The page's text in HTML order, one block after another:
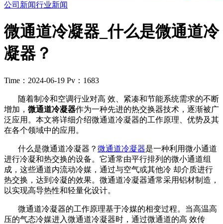
公司新闻行业新闻
微通道冷凝器_什么是微通道冷
凝器？
Time：2024-06-19 Pv：1683
随着制冷和空调行业对高 效、紧凑和节能系统需求的不断
增加， 微通道冷凝器作为一种先进的热交换器技术，逐渐被广
泛应用。本文将详细介绍微通道冷凝器的工作原理、优势及其
在各个领域中的应用。
什么是微通道冷凝器？ 微通道冷凝器是一种利用微小通道
进行冷凝和热交换的设备。它通常由平行排列的微小通道组
成，这些通道内流动冷媒，通过与空气或其他冷 却介质进行
热交换，达到冷凝的效果。微通道冷凝器通常采用铝材制造，
以实现高导热性和轻量化设计。
微通道冷凝器的工作原理基于冷媒的相变过程。当高温高
压的气态冷媒进入微通道冷凝器时，通过微通道的高 效传